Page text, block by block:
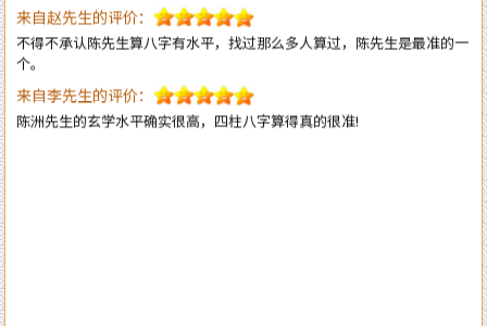
个。
来自李先生的评价：
陈洲先生的玄学水平确实很高，四柱八字算得真的很准!